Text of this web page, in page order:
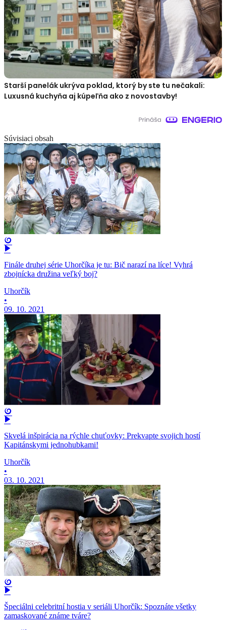
Starší panelák ukrýva poklad, ktorý by ste tu nečakali:
Luxusná kuchyňa aj kúpeľňa ako z novostavby!
Súvisiaci obsah
Finále druhej série Uhorčíka je tu: Bič narazí na líce! Vyhrá
zbojnícka družina veľký boj?
Uhorčík
•
09. 10. 2021
Skvelá inšpirácia na rýchle chuťovky: Prekvapte svojich hostí
Kapitánskymi jednohubkami!
Uhorčík
•
03. 10. 2021
Špeciálni celebritní hostia v seriáli Uhorčík: Spoznáte všetky
zamaskované známe tváre?